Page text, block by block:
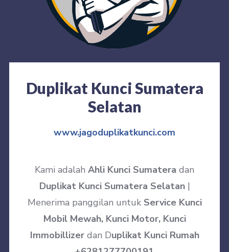
Duplikat Kunci Sumatera
Selatan
www.jagoduplikatkunci.com
Kami adalah Ahli Kunci Sumatera dan
Duplikat Kunci Sumatera Selatan|
Menerima panggilan untuk Service Kunci
Mobil Mewah, Kunci Motor, Kunci
Immobillizerdan Duplikat Kunci Rumah